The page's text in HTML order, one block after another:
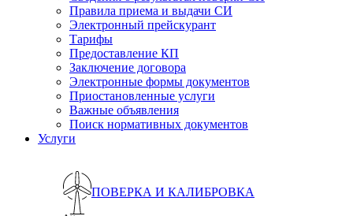
Правила приема и выдачи СИ
Электронный прейскурант
Тарифы
Предоставление КП
Заключение договора
Электронные формы документов
Приостановленные услуги
Важные объявления
Поиск нормативных документов
Услуги
ПОВЕРКА И КАЛИБРОВКА